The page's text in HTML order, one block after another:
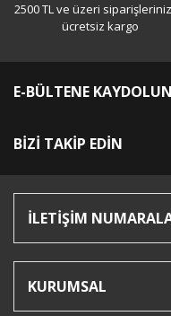
2500 TL ve üzeri
ücretsiz kargo
E-BÜLTENE
BİZİ TAKİP EDİN
İLETİŞİM
KURUMSAL